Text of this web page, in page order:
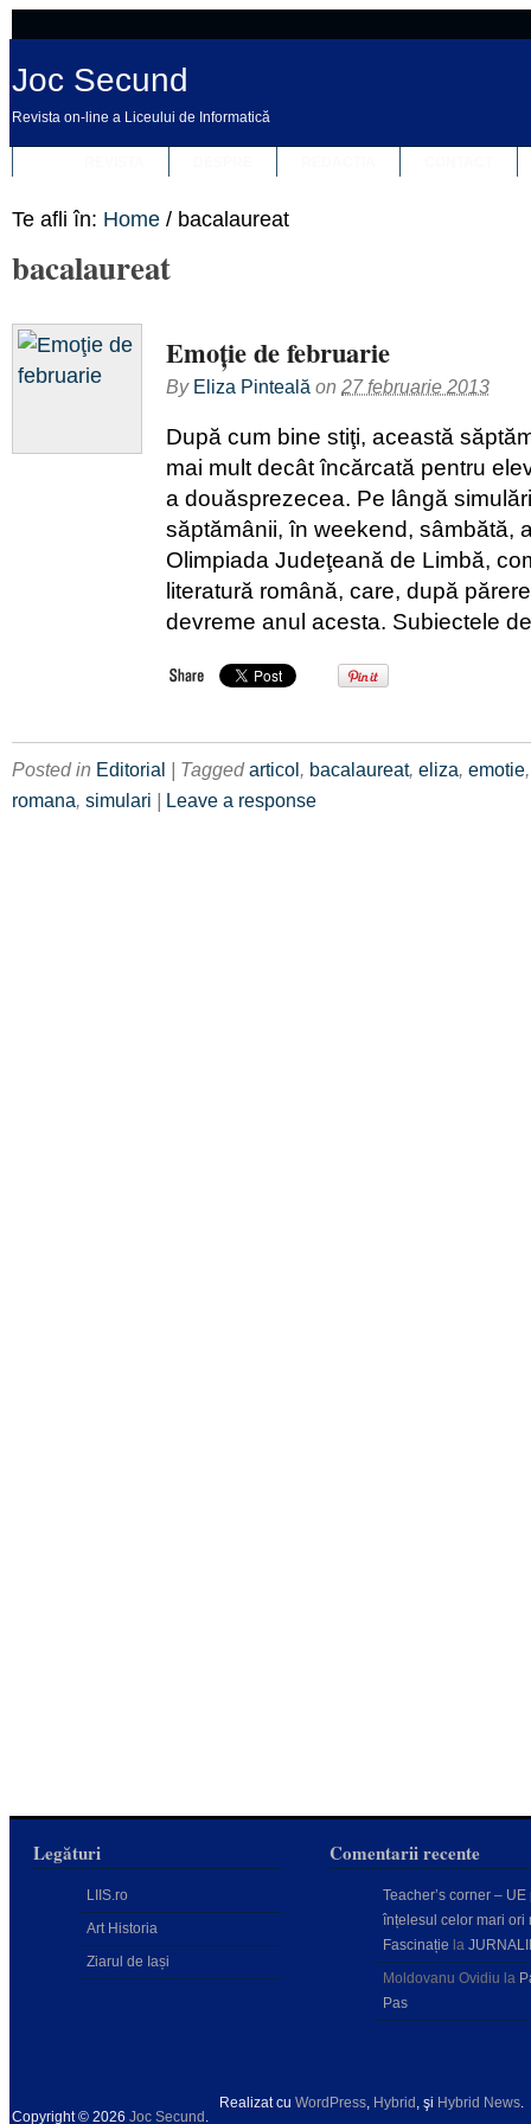
Joc Secund
Revista on-line a Liceului de Informatică
Te afli în: Home / bacalaureat
bacalaureat
Emoţie de februarie
By Eliza Pinteală on 27 februarie 2013
După cum bine stiţi, această
mai mult decât încărcată pentru
a douăsprezecea. Pe lângă
săptămânii, în weekend, sâmbătă,
Olimpiada Judeţeană de Limbă,
literatură română, care, după
devreme anul acesta. Subiectele
Posted in Editorial | Taggedarticol, bacalaureat, eliza, emotie
romana, simulari | Leave a response
Legături
LIIS.ro
Art Historia
Ziarul de Iași
Comentarii recente
Teacher’s corner – UE
înțelesul celor mari ori
Fascinație la
Moldovanu Ovidiu la
Pas
Copyright © 2026 Joc Secund .
Realizat cu WordPress, Hybrid , şi Hybrid News.